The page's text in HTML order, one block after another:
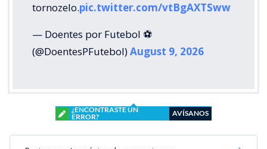
tornozelo.pic.twitter.com/vtBgAXTSww
— Doentes por Futebol ⚽
(@DoentesPFutebol)August 9, 2026
¿ENCONTRASTE UN
ERROR?
AVÍSANOS